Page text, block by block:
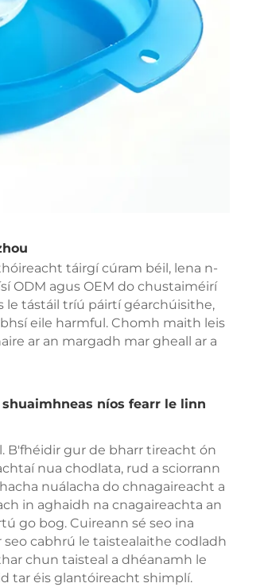
táirgí cúram béil, lena n-
ODM agus OEM do chustaiméirí
le tástáil tríú páirtí géarchúisithe,
eile harmful. Chomh maith leis
ar an margadh mar gheall ar a
níos fearr le linn
B'fhéidir gur de bharr tireacht ón
nua chodlata, rud a sciorrann
nuálacha do chnagaireacht a
in aghaidh na cnagaireachta an
go bog. Cuireann sé seo ina
cabhrú le taistealaithe codladh
chun taisteal a dhéanamh le
tar éis glantóireacht shimplí.